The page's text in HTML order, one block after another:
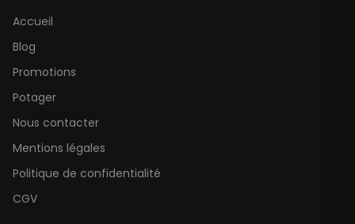
Accueil
Blog
Promotions
Potager
Nous contacter
Mentions légales
Politique de confidentialité
CGV